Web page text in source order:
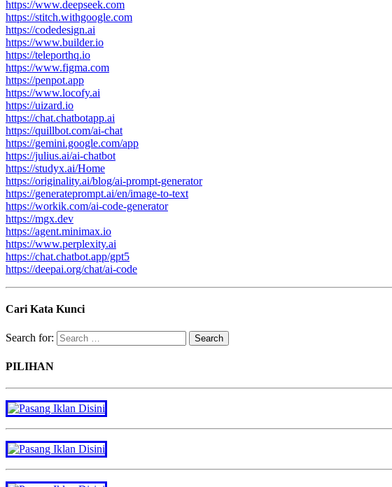
https://www.deepseek.com
https://stitch.withgoogle.com
https://codedesign.ai
https://www.builder.io
https://teleporthq.io
https://www.figma.com
https://penpot.app
https://www.locofy.ai
https://uizard.io
https://chat.chatbotapp.ai
https://quillbot.com/ai-chat
https://gemini.google.com/app
https://julius.ai/ai-chatbot
https://studyx.ai/Home
https://originality.ai/blog/ai-prompt-generator
https://generateprompt.ai/en/image-to-text
https://workik.com/ai-code-generator
https://mgx.dev
https://agent.minimax.io
https://www.perplexity.ai
https://chat.chatbot.app/gpt5
https://deepai.org/chat/ai-code
Cari Kata Kunci
Search for:
PILIHAN